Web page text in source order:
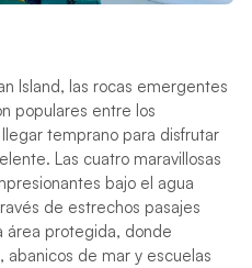
Island, las rocas emergentes
populares entre los
temprano para disfrutar
Las cuatro maravillosas
bajo el agua
de estrechos pasajes
área protegida, donde
de mar y escuelas